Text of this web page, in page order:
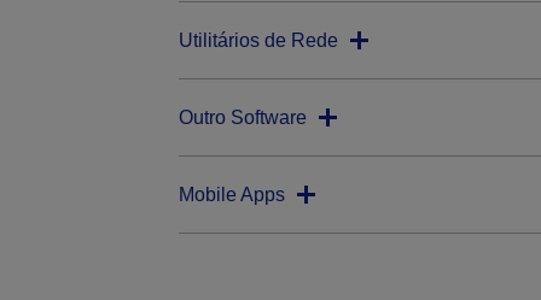
Utilitários de Rede
Outro Software
Mobile Apps